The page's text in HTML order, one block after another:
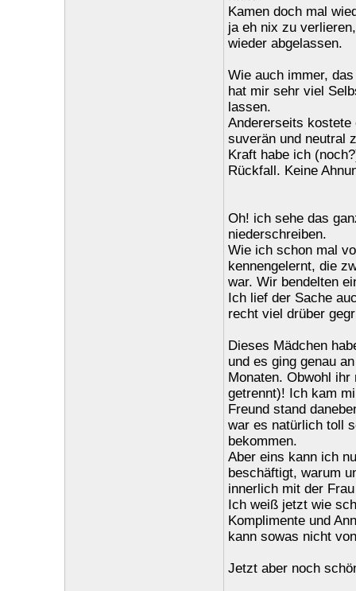
Kamen doch mal
ja eh nix zu
wieder abgelassen.
Wie auch immer,
hat mir sehr viel
lassen.
Andererseits kostete
suverän und neutral
Kraft habe ich
Rückfall. Keine
Oh! ich sehe das
niederschreiben.
Wie ich schon mal
kennengelernt, die
war. Wir bendelten
Ich lief der Sache
recht viel drüber
Dieses Mädchen
und es ging genau
Monaten. Obwohl
getrennt)! Ich kam
Freund stand
war es natürlich toll
bekommen.
Aber eins kann ich
beschäftigt, warum
innerlich mit der
Ich weiß jetzt wie
Komplimente und
kann sowas nicht
Jetzt aber noch